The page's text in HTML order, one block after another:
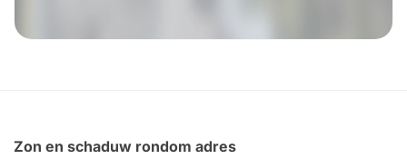
Zon en schaduw rondom adres